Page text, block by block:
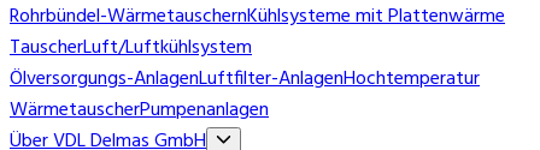
Rohrbündel-WärmetauschernKühlsysteme mit Plattenwärme
TauscherLuft/Luftkühlsystem
Ölversorgungs-AnlagenLuftfilter-AnlagenHochtemperatur
WärmetauscherPumpenanlagen
Über VDL Delmas GmbH